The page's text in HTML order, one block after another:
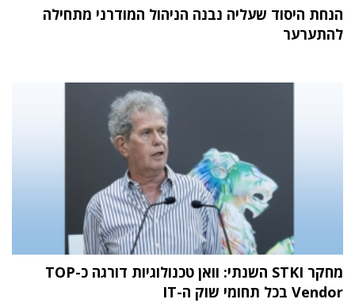
הנחת היסוד שעליה נבנה הניהול המודרני מתחילה
להתערער
מחקר STKI השנתי: וואן טכנולוגיות דורגה כ-TOP
Vendor בכל תחומי שוק ה-IT